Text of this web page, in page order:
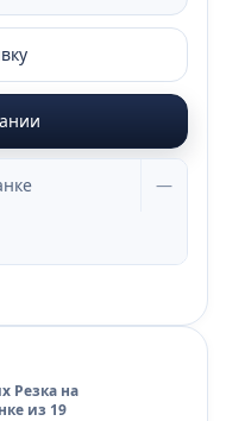
—
Резка на
из 19